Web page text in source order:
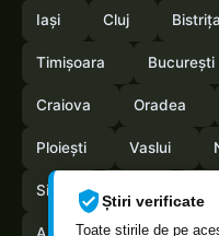
Știri verificate
Toate știrile de pe
Iași Cluj Bistrița
Timișoara București
Craiova Oradea
Ploiești Vaslui
Sibiu